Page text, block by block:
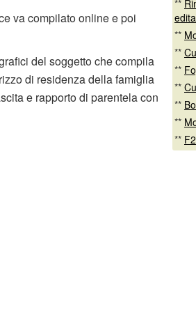
va compilato online e poi
del soggetto che compila
di residenza della famiglia
e rapporto di parentela con
**
**
**
**
**
**
**
**